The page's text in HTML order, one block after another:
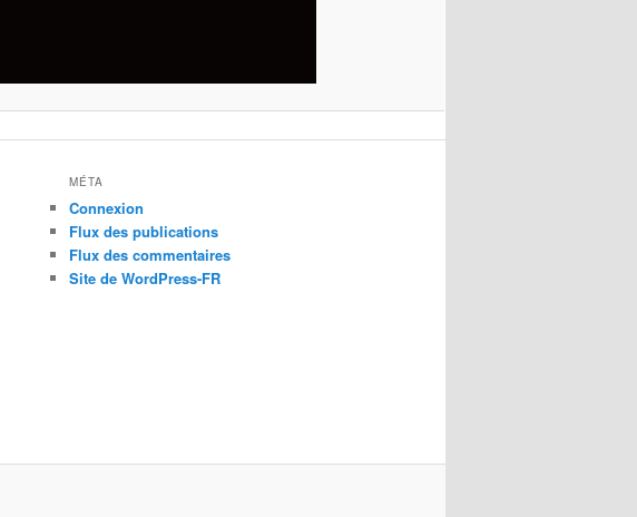
MÉTA
Connexion
Flux des publications
Flux des commentaires
Site de WordPress-FR